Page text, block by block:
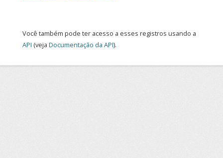
Você também pode ter acesso a esses registros usando a
API (veja Documentação da API).